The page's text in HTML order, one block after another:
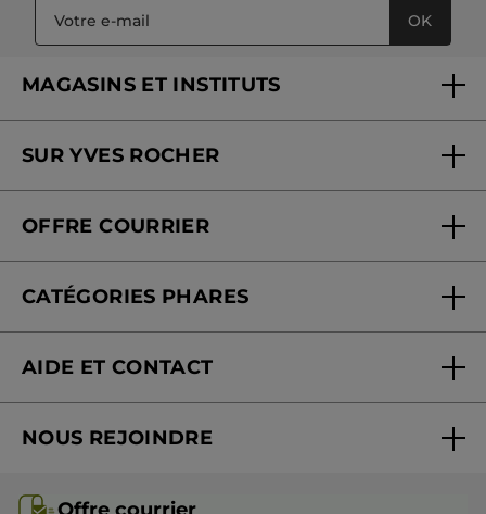
OK
MAGASINS ET INSTITUTS
Soins en institut
SUR YVES ROCHER
Nos engagements
Blog Act Beautiful
OFFRE COURRIER
CATÉGORIES PHARES
Promotions
Idées cadeaux
AIDE ET CONTACT
Mes cadeaux
NOUS REJOINDRE